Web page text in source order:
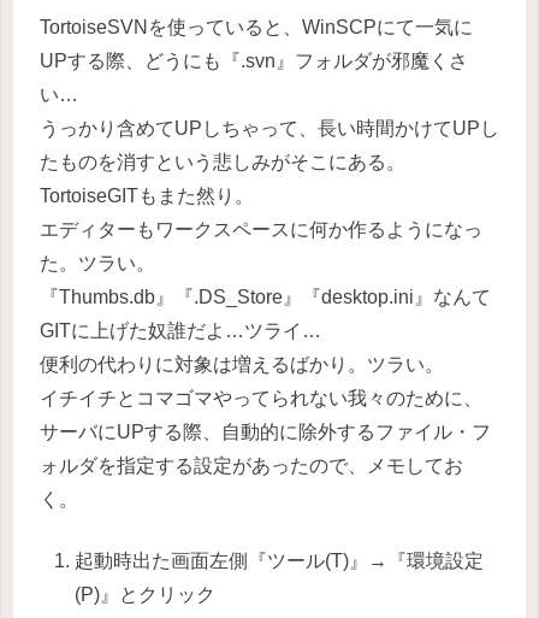
TortoiseSVNを使っていると、WinSCPにて一気に
UPする際、どうにも『.svn』フォルダが邪魔くさ
い…
うっかり含めてUPしちゃって、長い時間かけてUPし
たものを消すという悲しみがそこにある。
TortoiseGITもまた然り。
エディターもワークスペースに何か作るようになっ
た。ツラい。
『Thumbs.db』『.DS_Store』『desktop.ini』なんて
GITに上げた奴誰だよ…ツライ…
便利の代わりに対象は増えるばかり。ツラい。
イチイチとコマゴマやってられない我々のために、
サーバにUPする際、自動的に除外するファイル・フ
ォルダを指定する設定があったので、メモしてお
く。
起動時出た画面左側『ツール(T)』→『環境設定
(P)』とクリック